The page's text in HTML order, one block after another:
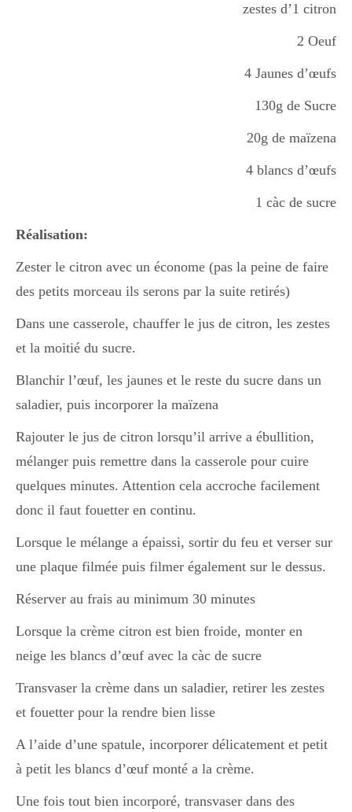
cupcake
Halloween
Japon
Boulette
zestes d’1 citron
2 Oeuf
4 Jaunes d’œufs
130g de Sucre
20g de maïzena
4 blancs d’œufs
1 càc de sucre
Réalisation:
Zester le citron avec un économe (pas la peine de faire
des petits morceau ils serons par la suite retirés)
Dans une casserole, chauffer le jus de citron, les zestes
et la moitié du sucre.
Blanchir l’œuf, les jaunes et le reste du sucre dans un
saladier, puis incorporer la maïzena
Rajouter le jus de citron lorsqu’il arrive a ébullition,
mélanger puis remettre dans la casserole pour cuire
quelques minutes. Attention cela accroche facilement
donc il faut fouetter en continu.
Lorsque le mélange a épaissi, sortir du feu et verser sur
une plaque filmée puis filmer également sur le dessus.
Réserver au frais au minimum 30 minutes
Lorsque la crème citron est bien froide, monter en
neige les blancs d’œuf avec la càc de sucre
Transvaser la crème dans un saladier, retirer les zestes
et fouetter pour la rendre bien lisse
A l’aide d’une spatule, incorporer délicatement et petit
à petit les blancs d’œuf monté a la crème.
Une fois tout bien incorporé, transvaser dans des